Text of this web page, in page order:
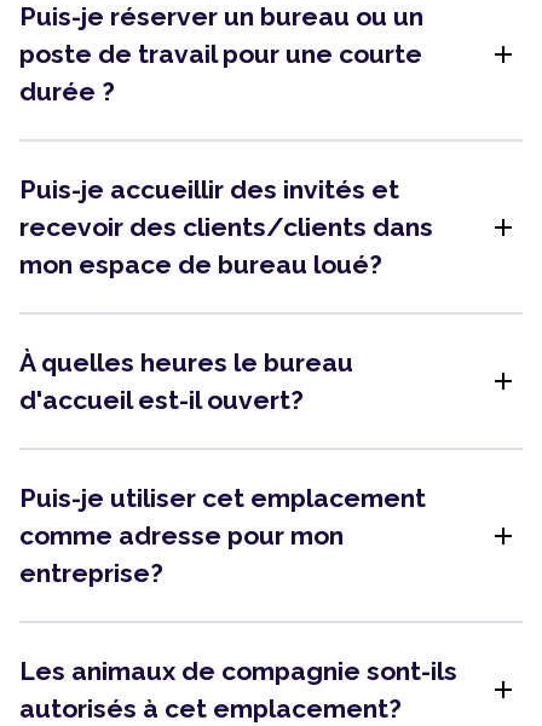
Puis-je réserver un bureau ou un
poste de travail pour une courte
durée ?
add
Puis-je accueillir des invités et
recevoir des clients/clients dans
mon espace de bureau loué?
add
À quelles heures le bureau
d'accueil est-il ouvert?
add
Puis-je utiliser cet emplacement
comme adresse pour mon
entreprise?
add
Les animaux de compagnie sont-ils
autorisés à cet emplacement?
add